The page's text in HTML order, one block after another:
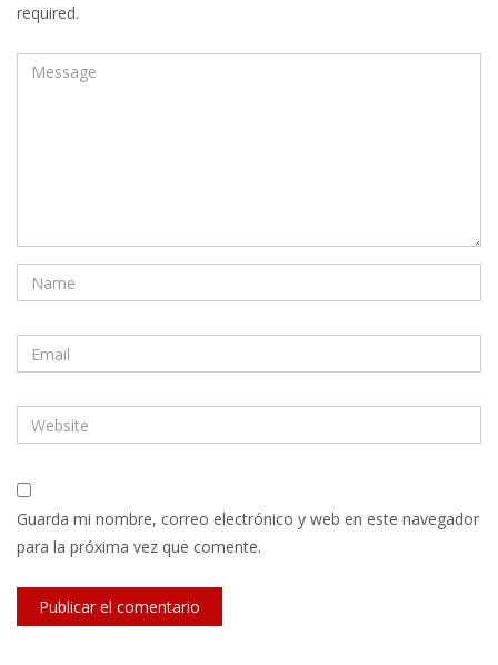
required.
Guarda mi nombre, correo electrónico y web en este navegador
para la próxima vez que comente.